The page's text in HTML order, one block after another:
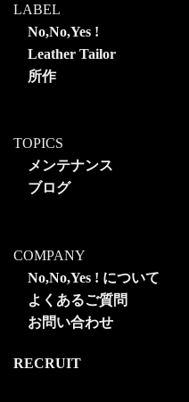
LABEL
No,No,Yes !
Leather Tailor
所作
TOPICS
メンテナンス
ブログ
COMPANY
No,No,Yes ! について
よくあるご質問
お問い合わせ
RECRUIT